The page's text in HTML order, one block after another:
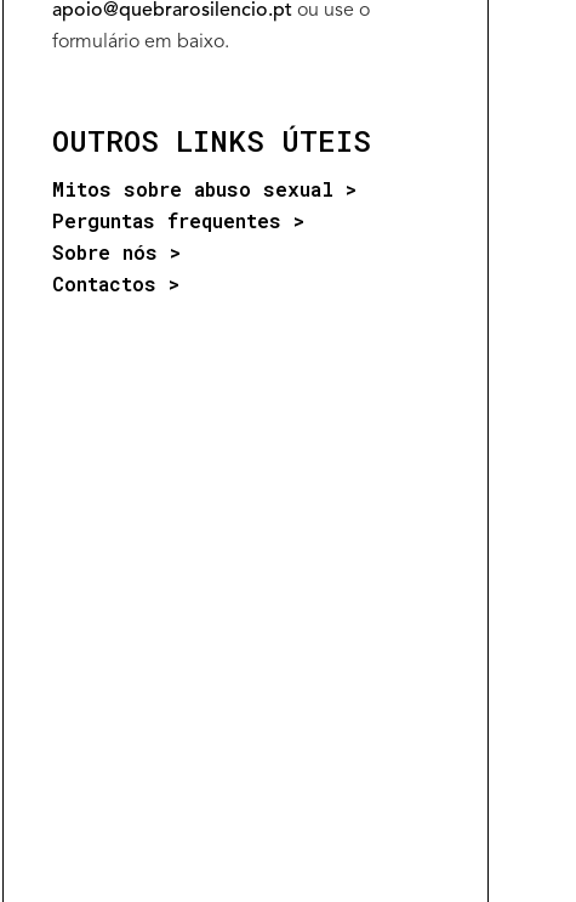
apoio@quebrarosilencio.pt ou use o
formulário em baixo.
OUTROS LINKS ÚTEIS
Mitos sobre abuso sexual >
Perguntas frequentes >
Sobre nós >
Contactos >